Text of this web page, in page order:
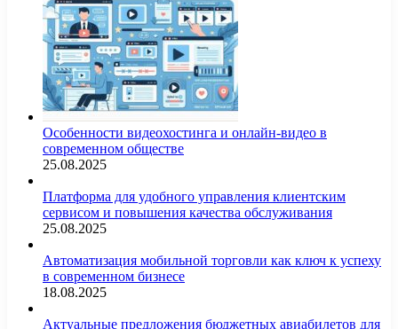
Особенности видеохостинга и онлайн-видео в
современном обществе
25.08.2025
Платформа для удобного управления клиентским
сервисом и повышения качества обслуживания
25.08.2025
Автоматизация мобильной торговли как ключ к успеху
в современном бизнесе
18.08.2025
Актуальные предложения бюджетных авиабилетов для